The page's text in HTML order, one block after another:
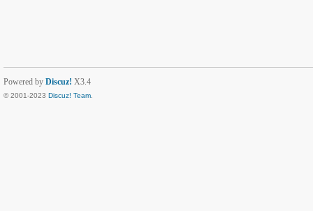
Powered by Discuz! X3.4
© 2001-2023 Discuz! Team